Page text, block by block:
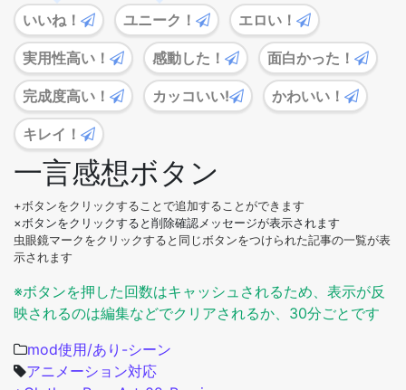
いいね！ ユニーク！ エロい！
実用性高い！ 感動した！ 面白かった！
完成度高い！ カッコいい! かわいい！
キレイ！
一言感想ボタン
+ボタンをクリックすることで追加することができます
×ボタンをクリックすると削除確認メッセージが表示されます
虫眼鏡マークをクリックすると同じボタンをつけられた記事の一覧が表
示されます
※ボタンを押した回数はキャッシュされるため、表示が反
映されるのは編集などでクリアされるか、30分ごとです
mod使用/あり-シーン
アニメーション対応